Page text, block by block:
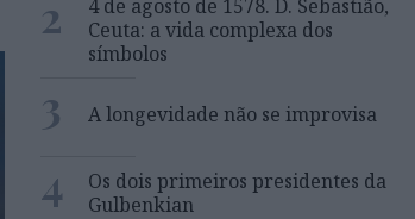
2
4 de agosto de 1578. D. Sebastião,
Ceuta: a vida complexa dos
símbolos
3 A longevidade não se improvisa
4
Os dois primeiros presidentes da
Gulbenkian